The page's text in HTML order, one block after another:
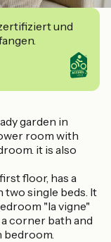
und
garden in
room with
it is also
floor, has a
two single beds. It
"la vigne"
corner bath and
bedroom.